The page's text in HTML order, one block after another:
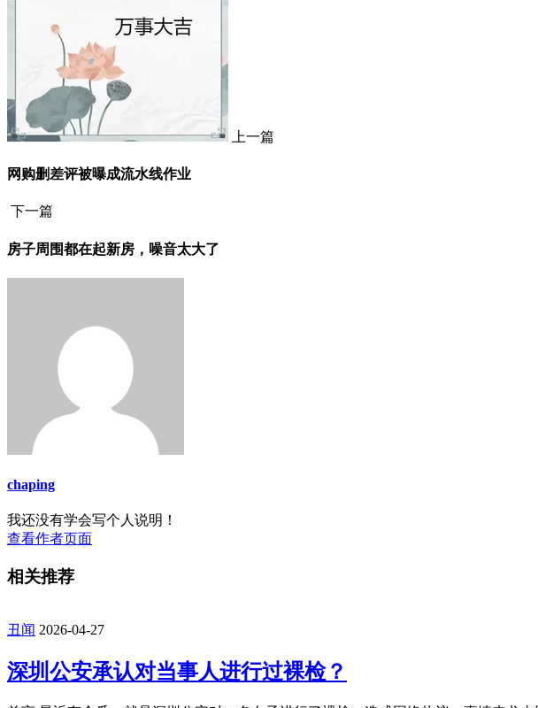
上一篇
网购删差评被曝成流水线作业
下一篇
房子周围都在起新房，噪音太大了
chaping
我还没有学会写个人说明！
查看作者页面
相关推荐